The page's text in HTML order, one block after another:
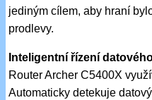
jediným cílem, aby hraní
prodlevy.
Inteligentní řízení
Router Archer C5400X
Automaticky detekuje